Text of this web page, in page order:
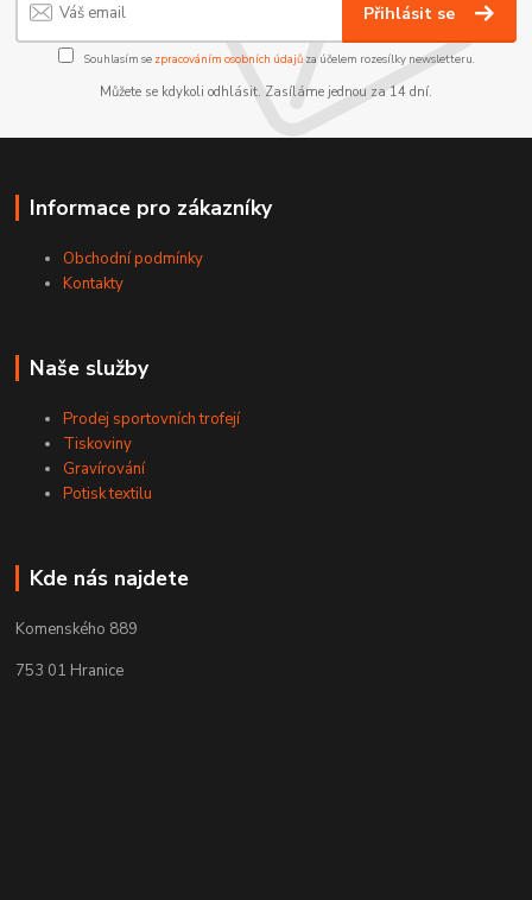
Přihlásit se
Souhlasím se zpracováním osobních údajůza účelem rozesílky newsletteru.
Můžete se kdykoli odhlásit. Zasíláme jednou za 14 dní.
Informace pro zákazníky
Obchodní podmínky
Kontakty
Naše služby
Prodej sportovních trofejí
Tiskoviny
Gravírování
Potisk textilu
Kde nás najdete
Komenského 889
753 01 Hranice